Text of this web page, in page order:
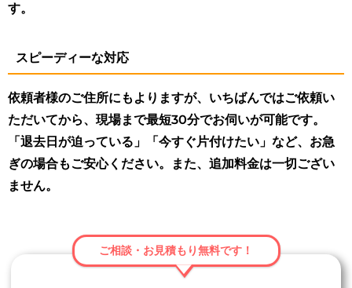
す。
スピーディーな対応
依頼者様のご住所にもよりますが、いちばんではご依頼い
ただいてから、現場まで最短30分でお伺いが可能です。
「退去日が迫っている」「今すぐ片付けたい」など、お急
ぎの場合もご安心ください。また、追加料金は一切ござい
ません。
ご相談・お見積もり無料です！